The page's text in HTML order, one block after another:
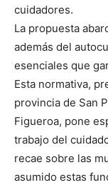
cuidadores.
La propuesta
además del
esenciales que
Esta normativa,
provincia de San
Figueroa, pone
trabajo del
recae sobre las
asumido estas